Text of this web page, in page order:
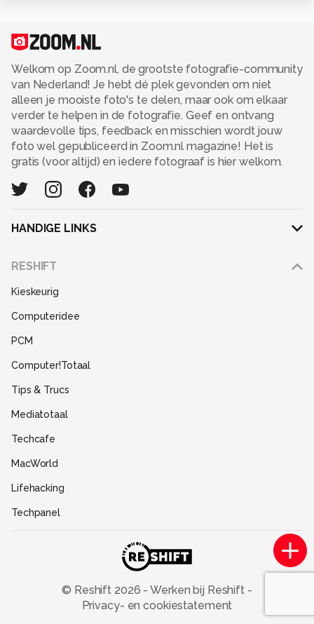
Welkom op Zoom.nl, de grootste fotografie-community
van Nederland! Je hebt dé plek gevonden om niet
alleen je mooiste foto's te delen, maar ook om elkaar
verder te helpen in de fotografie. Geef en ontvang
waardevolle tips, feedback en misschien wordt jouw
foto wel gepubliceerd in Zoom.nl magazine! Het is
gratis (voor altijd) en iedere fotograaf is hier welkom.
HANDIGE LINKS
RESHIFT
Kieskeurig
Computeridee
PCM
Computer!Totaal
Tips & Trucs
Mediatotaal
Techcafe
MacWorld
Lifehacking
Techpanel
Power Unlimited
Zoom Academy
© Reshift 2026 - Werken bij Reshift -
Privacy- en cookiestatement